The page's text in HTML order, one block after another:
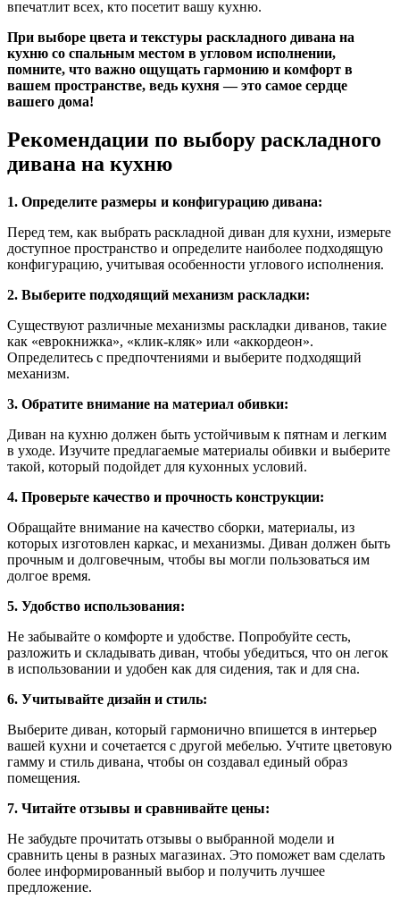
впечатлит всех, кто посетит вашу кухню.
При выборе цвета и текстуры раскладного дивана на
кухню со спальным местом в угловом исполнении,
помните, что важно ощущать гармонию и комфорт в
вашем пространстве, ведь кухня — это самое сердце
вашего дома!
Рекомендации по выбору раскладного
дивана на кухню
1. Определите размеры и конфигурацию дивана:
Перед тем, как выбрать раскладной диван для кухни, измерьте
доступное пространство и определите наиболее подходящую
конфигурацию, учитывая особенности углового исполнения.
2. Выберите подходящий механизм раскладки:
Существуют различные механизмы раскладки диванов, такие
как «еврокнижка», «клик-кляк» или «аккордеон».
Определитесь с предпочтениями и выберите подходящий
механизм.
3. Обратите внимание на материал обивки:
Диван на кухню должен быть устойчивым к пятнам и легким
в уходе. Изучите предлагаемые материалы обивки и выберите
такой, который подойдет для кухонных условий.
4. Проверьте качество и прочность конструкции:
Обращайте внимание на качество сборки, материалы, из
которых изготовлен каркас, и механизмы. Диван должен быть
прочным и долговечным, чтобы вы могли пользоваться им
долгое время.
5. Удобство использования:
Не забывайте о комфорте и удобстве. Попробуйте сесть,
разложить и складывать диван, чтобы убедиться, что он легок
в использовании и удобен как для сидения, так и для сна.
6. Учитывайте дизайн и стиль:
Выберите диван, который гармонично впишется в интерьер
вашей кухни и сочетается с другой мебелью. Учтите цветовую
гамму и стиль дивана, чтобы он создавал единый образ
помещения.
7. Читайте отзывы и сравнивайте цены:
Не забудьте прочитать отзывы о выбранной модели и
сравнить цены в разных магазинах. Это поможет вам сделать
более информированный выбор и получить лучшее
предложение.